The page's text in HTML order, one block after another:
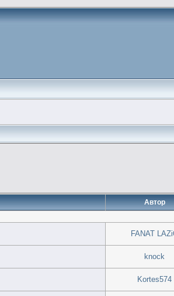
Автор
FANAT
knock
Kortes574